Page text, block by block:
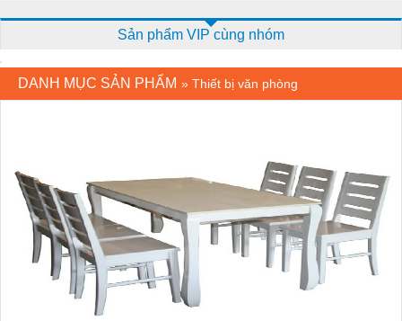
Sản phẩm VIP cùng nhóm
DANH MỤC SẢN PHẨM » Thiết bị văn phòng